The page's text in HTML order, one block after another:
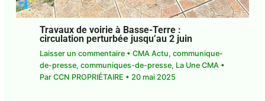
Travaux de voirie à Basse-Terre :
circulation perturbée jusqu’au 2 juin
Laisser un commentaire • CMA Actu,
communique-de-presse,communiques-de-
presse,La Une CMA• ParCCN PROPRIÉTAIRE
Abonnez-vous à la Newsletter pour ne rien
manquer !
E-mail*
X